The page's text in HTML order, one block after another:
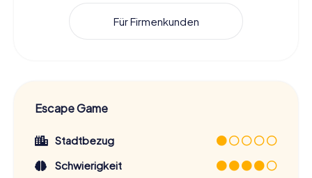
Für Firmenkunden
Escape Game
Stadtbezug
Schwierigkeit